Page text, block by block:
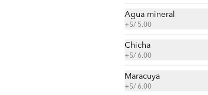
Taco de lechón
ensaladas, papas al hilo a elección.
Agua mineral
+S/ 5.00
Chicha
+S/ 6.00
Maracuya
+S/ 6.00